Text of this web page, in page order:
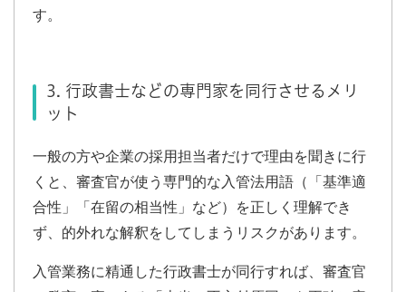
す。
3. 行政書士などの専門家を同行させるメリ
ット
一般の方や企業の採用担当者だけで理由を聞きに行
くと、審査官が使う専門的な入管法用語（「基準適
合性」「在留の相当性」など）を正しく理解でき
ず、的外れな解釈をしてしまうリスクがあります。
入管業務に精通した行政書士が同行すれば、審査官